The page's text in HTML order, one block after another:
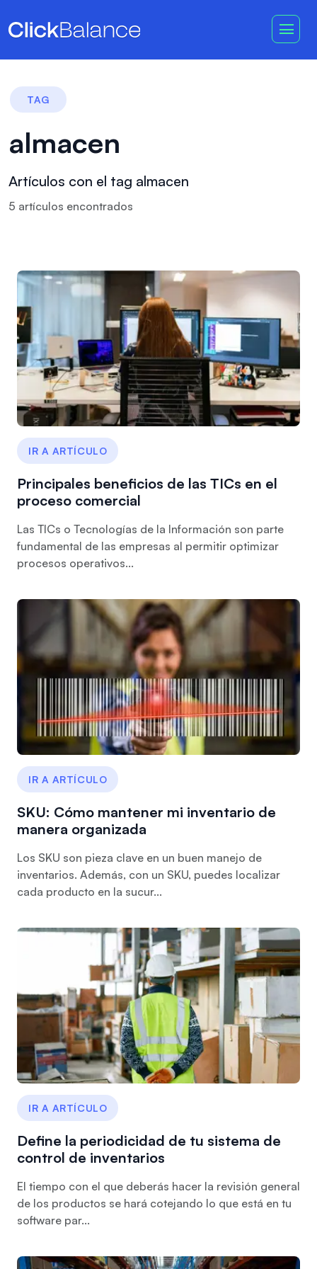
TAG
almacen
Artículos con el tag almacen
5 artículos encontrados
IR A ARTÍCULO
Principales beneficios de las TICs en el
proceso comercial
Las TICs o Tecnologías de la Información son parte
fundamental de las empresas al permitir optimizar
procesos operativos...
IR A ARTÍCULO
SKU: Cómo mantener mi inventario de
manera organizada
Los SKU son pieza clave en un buen manejo de
inventarios. Además, con un SKU, puedes localizar
cada producto en la sucur...
IR A ARTÍCULO
Define la periodicidad de tu sistema de
control de inventarios
El tiempo con el que deberás hacer la revisión general
de los productos se hará cotejando lo que está en tu
software par...